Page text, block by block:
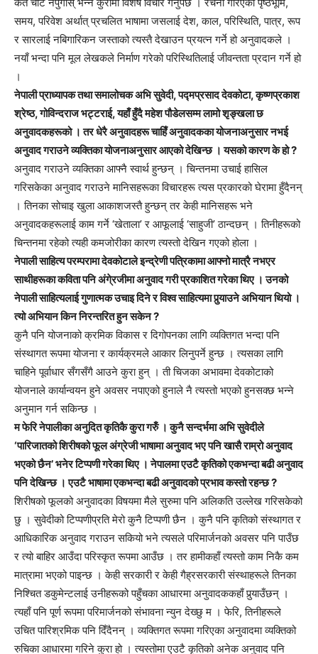
समय, परिवेश अर्थात् प्रचलित भाषामा जसलाई देश, काल, परिस्थिति, पात्र, रूप
र सारलाई नबिगारिकन जस्ताको त्यस्तै देखाउन प्रयत्न गर्ने हो अनुवादकले ।
नयाँ भन्दा पनि मूल लेखकले निर्माण गरेको परिस्थितिलाई जीवन्तता प्रदान गर्ने हो
।
नेपाली प्राध्यापक तथा समालोचक अभि सुवेदी, पद्मप्रसाद देवकोटा, कृष्णप्रकाश
श्रेष्ठ, गोविन्दराज भट्टराई, यहाँ हुँदै महेश पौडेलसम्म लामो शृङ्खला छ
अनुवादकहरूको । तर धेरै अनुवादहरू चाहिँ अनुवादकका योजनाअनुसार नभई
अनुवाद गराउने व्यक्तिका योजनाअनुसार आएको देखिन्छ । यसको कारण के हो ?
अनुवाद गराउने व्यक्तिका आफ्नै स्वार्थ हुन्छन् । चिन्तनमा उचाई हासिल
गरिसकेका अनुवाद गराउने मानिसहरूका विचारहरू त्यस प्रकारको घेरामा हुँदैनन्
। तिनका सोचाइ खुला आकाशजस्तै हुन्छन् तर केही मानिसहरू भने
अनुवादकहरूलाई काम गर्ने ‘खेताला’ र आफूलाई ‘साहुजी’ ठान्दछन् । तिनीहरूको
चिन्तनमा रहेको त्यही कमजोरीका कारण त्यस्तो देखिन गएको होला ।
नेपाली साहित्य परम्परामा देवकोटाले इन्द्रेणी पत्रिकामा आफ्नो मात्रै नभएर
साथीहरूका कविता पनि अंगे्रजीमा अनुवाद गरी प्रकाशित गरेका थिए । उनको
नेपाली साहित्यलाई गुणात्मक उचाइ दिने र विश्व साहित्यमा पुर्‍याउने अभियान थियो ।
त्यो अभियान किन निरन्तरित हुन सकेन ?
कुनै पनि योजनाको क्रमिक विकास र दिगोपनका लागि व्यक्तिगत भन्दा पनि
संस्थागत रूपमा योजना र कार्यक्रमले आकार लिनुपर्ने हुन्छ । त्यसका लागि
चाहिने पूर्वाधार सँगसँगै आउने कुरा हुन् । ती चिजका अभावमा देवकोटाको
योजनाले कार्यान्वयन हुने अवसर नपाएको हुनाले नै त्यस्तो भएको हुनसक्छ भन्ने
अनुमान गर्न सकिन्छ ।
म फेरि नेपालीका अनुदित कृतिकै कुरा गरुँ । कुनै सन्दर्भमा अभि सुवेदीले
‘पारिजातको शिरीषको फूल अंग्रेजी भाषामा अनुवाद भए पनि खासै राम्रो अनुवाद
भएको छैन’ भनेर टिप्पणी गरेका थिए । नेपालमा एउटै कृतिको एकभन्दा बढी अनुवाद
पनि देखिन्छ । एउटै भाषामा एकभन्दा बढी अनुवादको प्रभाव कस्तो रहन्छ ?
शिरीषको फूलको अनुवादका विषयमा मैले सुरुमा पनि अलिकति उल्लेख गरिसकेको
छु । सुवेदीको टिप्पणीप्रति मेरो कुनै टिप्पणी छैन । कुनै पनि कृतिको संस्थागत र
आधिकारिक अनुवाद गराउन सकियो भने त्यसले परिमार्जनको अवसर पनि पाउँछ
र त्यो बाहिर आउँदा परिस्कृत रूपमा आउँछ । तर हामीकहाँ त्यस्तो काम निकै कम
मात्रामा भएको पाइन्छ । केही सरकारी र केही गैह्रसरकारी संस्थाहरूले तिनका
निश्चित डकुमेन्टलाई उनीहरूको पहुँचका आधारमा अनुवादककहाँ पुर्‍याउँछन् ।
त्यहाँ पनि पूर्ण रूपमा परिमार्जनको संभावना न्युन देख्छु म । फेरि, तिनीहरूले
उचित पारिश्रमिक पनि दिँदैनन् । व्यक्तिगत रूपमा गरिएका अनुवादमा व्यक्तिको
रुचिका आधारमा गरिने कुरा हो । त्यस्तोमा एउटै कृतिको अनेक अनुवाद पनि